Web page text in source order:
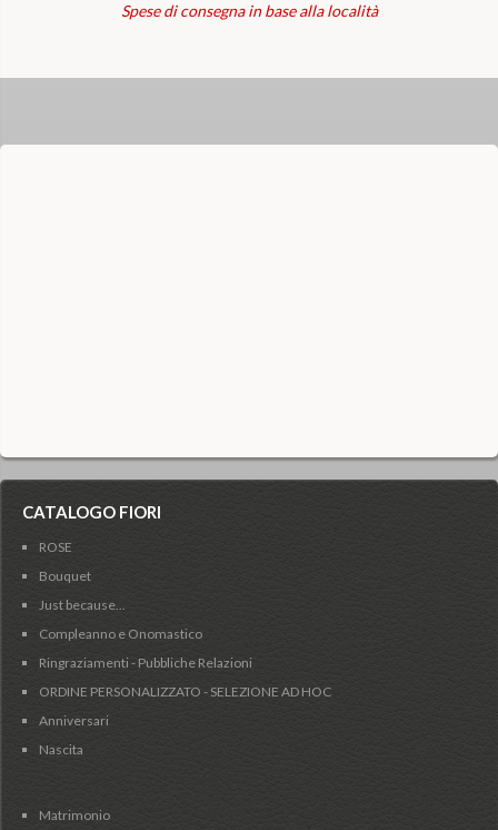
Spese di consegna in base alla località
CATALOGO FIORI
ROSE
Bouquet
Just because...
Compleanno e Onomastico
Ringraziamenti - Pubbliche Relazioni
ORDINE PERSONALIZZATO - SELEZIONE AD HOC
Anniversari
Nascita
Matrimonio